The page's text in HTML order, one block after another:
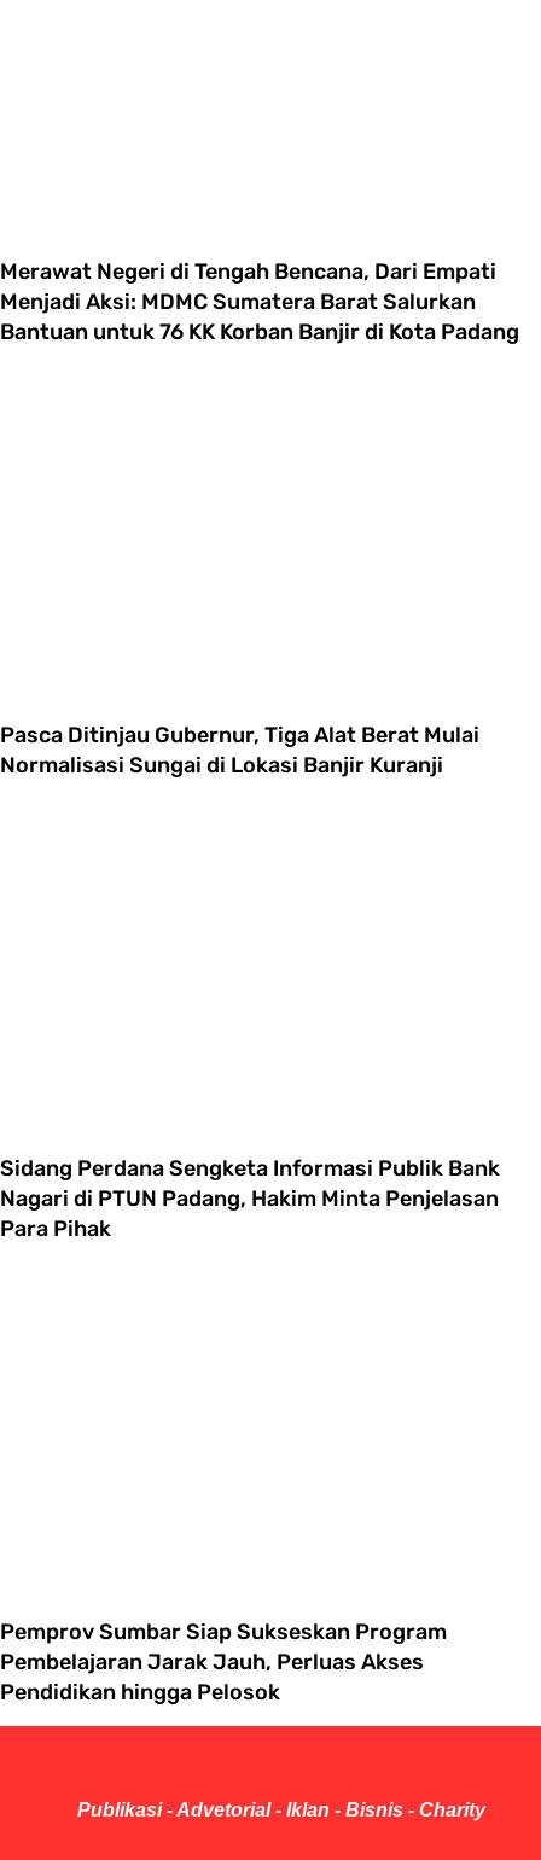
Merawat Negeri di Tengah Bencana, Dari Empati
Menjadi Aksi: MDMC Sumatera Barat Salurkan
Bantuan untuk 76 KK Korban Banjir di Kota Padang
Pasca Ditinjau Gubernur, Tiga Alat Berat Mulai
Normalisasi Sungai di Lokasi Banjir Kuranji
Sidang Perdana Sengketa Informasi Publik Bank
Nagari di PTUN Padang, Hakim Minta Penjelasan
Para Pihak
Pemprov Sumbar Siap Sukseskan Program
Pembelajaran Jarak Jauh, Perluas Akses
Pendidikan hingga Pelosok
Publikasi - Advetorial - Iklan - Bisnis - Charity